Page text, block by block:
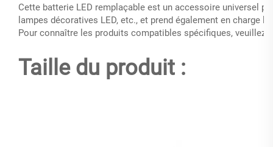
Cette batterie LED remplaçable est un accessoire universel
lampes décoratives LED, etc., et prend également en charge
Pour connaître les produits compatibles spécifiques, veuillez
Taille du produit :